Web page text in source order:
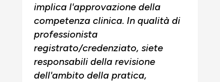
implica l'approvazione della
competenza clinica. In qualità di
professionista
registrato/credenziato, siete
responsabili della revisione
dell'ambito della pratica,